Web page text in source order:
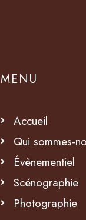
MENU
Accueil
Qui sommes-
Évènementiel
Scénographie
Photographie